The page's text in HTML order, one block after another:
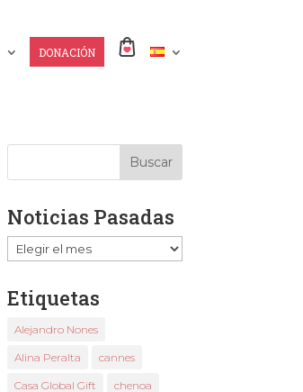
DONACIÓN
Noticias Pasadas
Noticias
Pasadas
Etiquetas
Alejandro Nones
Alina Peralta cannes
Casa Global Gift chenoa